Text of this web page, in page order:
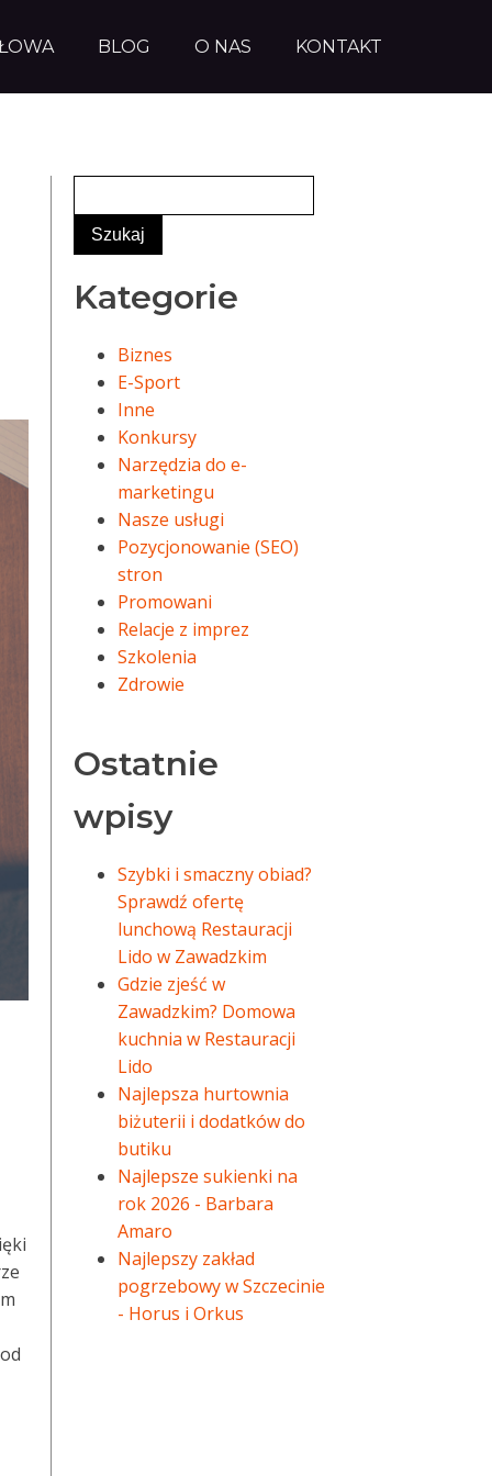
BLOG O NAS KONTAKT
Kategorie
Biznes
E-Sport
Inne
Konkursy
Narzędzia do e-
marketingu
Nasze usługi
Pozycjonowanie (SEO)
stron
Promowani
Relacje z imprez
Szkolenia
Zdrowie
Ostatnie
wpisy
Szybki i smaczny obiad?
Sprawdź ofertę
lunchową Restauracji
Lido w Zawadzkim
Gdzie zjeść w
Zawadzkim? Domowa
kuchnia w Restauracji
Lido
Najlepsza hurtownia
biżuterii i dodatków do
butiku
Najlepsze sukienki na
rok 2026 - Barbara
Amaro
Najlepszy zakład
pogrzebowy w Szczecinie
- Horus i Orkus